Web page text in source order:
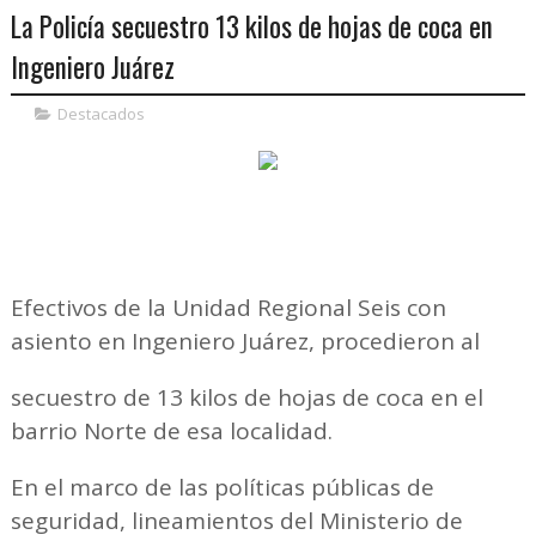
La Policía secuestro 13 kilos de hojas de coca en
Ingeniero Juárez
Destacados
Efectivos de la Unidad Regional Seis con
asiento en Ingeniero Juárez, procedieron al
secuestro de 13 kilos de hojas de coca en el
barrio Norte de esa localidad.
En el marco de las políticas públicas de
seguridad, lineamientos del Ministerio de